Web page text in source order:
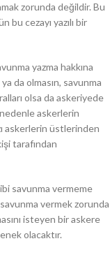
zorunda değildir. Bu
cezayı yazılı bir
yazma hakkına
da olmasın, savunma
olsa da askeriyede
askerlerin
askerlerin üstlerinden
tarafından
savunma vermeme
vermek zorunda
isteyen bir askere
olacaktır.